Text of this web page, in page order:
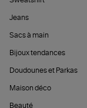
Jeans
Sacs à main
Bijoux tendances
Doudounes et Parkas
Maison déco
Beauté